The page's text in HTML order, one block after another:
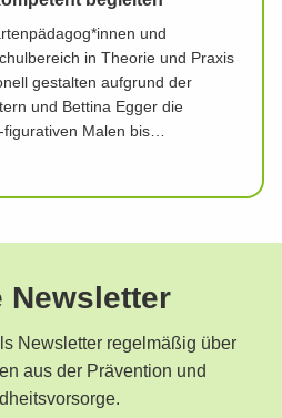
und
in Theorie und Praxis
gestalten aufgrund der
und Bettina Egger die
figurativen Malen bis…
Newsletter
Newsletter regelmäßig über
aus der Prävention und